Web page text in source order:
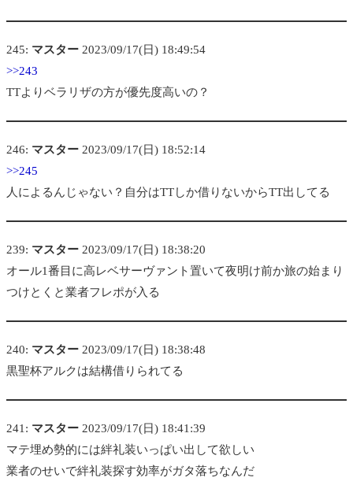
245: マスター 2023/09/17(日) 18:49:54
>>243
TTよりベラリザの方が優先度高いの？
246: マスター 2023/09/17(日) 18:52:14
>>245
人によるんじゃない？自分はTTしか借りないからTT出してる
239: マスター 2023/09/17(日) 18:38:20
オール1番目に高レベサーヴァント置いて夜明け前か旅の始まり
つけとくと業者フレポが入る
240: マスター 2023/09/17(日) 18:38:48
黒聖杯アルクは結構借りられてる
241: マスター 2023/09/17(日) 18:41:39
マテ埋め勢的には絆礼装いっぱい出して欲しい
業者のせいで絆礼装探す効率がガタ落ちなんだ